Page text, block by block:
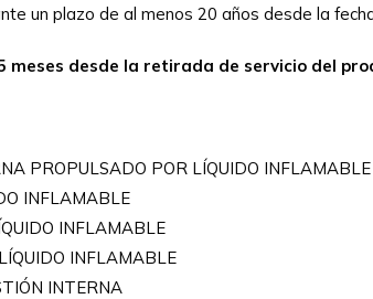
un plazo de al menos 20 años desde la
meses desde la retirada de servicio del
PROPULSADO POR LÍQUIDO INFLAMABLE
INFLAMABLE
INFLAMABLE
INFLAMABLE
INTERNA